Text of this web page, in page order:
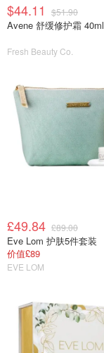
$44.11 $51.90
Avene 舒缓修护霜 40ml
Fresh Beauty Co.
£49.84 £89.00
Eve Lom 护肤5件套装
价值£89
EVE LOM